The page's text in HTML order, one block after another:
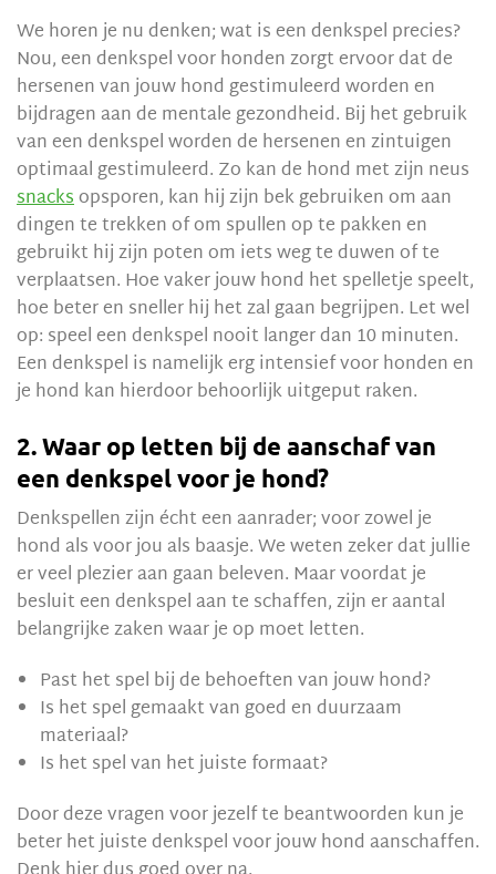
We horen je nu denken; wat is een denkspel precies?
Nou, een denkspel voor honden zorgt ervoor dat de
hersenen van jouw hond gestimuleerd worden en
bijdragen aan de mentale gezondheid. Bij het gebruik
van een denkspel worden de hersenen en zintuigen
optimaal gestimuleerd. Zo kan de hond met zijn neus
snacksopsporen, kan hij zijn bek gebruiken om aan
dingen te trekken of om spullen op te pakken en
gebruikt hij zijn poten om iets weg te duwen of te
verplaatsen. Hoe vaker jouw hond het spelletje speelt,
hoe beter en sneller hij het zal gaan begrijpen. Let wel
op: speel een denkspel nooit langer dan 10 minuten.
Een denkspel is namelijk erg intensief voor honden en
je hond kan hierdoor behoorlijk uitgeput raken.
2. Waar op letten bij de aanschaf van
een denkspel voor je hond?
Denkspellen zijn écht een aanrader; voor zowel je
hond als voor jou als baasje. We weten zeker dat jullie
er veel plezier aan gaan beleven. Maar voordat je
besluit een denkspel aan te schaffen, zijn er aantal
belangrijke zaken waar je op moet letten.
Past het spel bij de behoeften van jouw hond?
Is het spel gemaakt van goed en duurzaam
materiaal?
Is het spel van het juiste formaat?
Door deze vragen voor jezelf te beantwoorden kun je
beter het juiste denkspel voor jouw hond aanschaffen.